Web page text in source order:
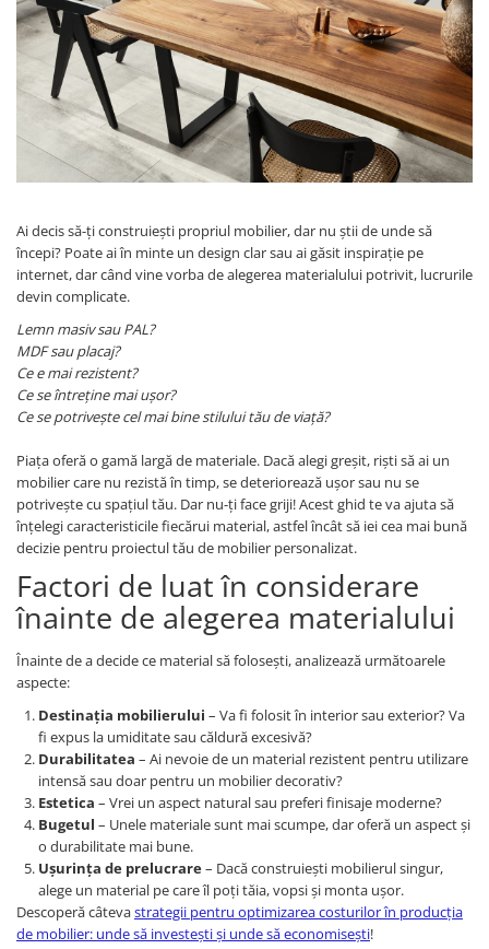
Solutii de curatat & adezivi
Canturi ABS
Alte accesorii mobila
Clesti/ patenti
Surubelnite
Ciocane
Nivela bule/ laser
Alte scule & unelte
Ai decis să-ți construiești propriul mobilier, dar nu știi de unde să
începi? Poate ai în minte un design clar sau ai găsit inspirație pe
internet, dar când vine vorba de alegerea materialului potrivit, lucrurile
devin complicate.
Lemn masiv sau PAL?
MDF sau placaj?
Ce e mai rezistent?
Ce se întreține mai ușor?
Ce se potrivește cel mai bine stilului tău de viață?
Piața oferă o gamă largă de materiale. Dacă alegi greșit, riști să ai un
mobilier care nu rezistă în timp, se deteriorează ușor sau nu se
potrivește cu spațiul tău. Dar nu-ți face griji! Acest ghid te va ajuta să
înțelegi caracteristicile fiecărui material, astfel încât să iei cea mai bună
decizie pentru proiectul tău de mobilier personalizat.
Factori de luat în considerare
înainte de alegerea materialului
Înainte de a decide ce material să folosești, analizează următoarele
aspecte:
Destinația mobilierului – Va fi folosit în interior sau exterior? Va
fi expus la umiditate sau căldură excesivă?
Durabilitatea – Ai nevoie de un material rezistent pentru utilizare
intensă sau doar pentru un mobilier decorativ?
Estetica – Vrei un aspect natural sau preferi finisaje moderne?
Bugetul – Unele materiale sunt mai scumpe, dar oferă un aspect și
o durabilitate mai bune.
Ușurința de prelucrare– Dacă construiești mobilierul singur,
alege un material pe care îl poți tăia, vopsi și monta ușor.
Descoperă câtevastrategii pentru optimizarea costurilor în producția
de mobilier: unde să investești și unde să economisești!